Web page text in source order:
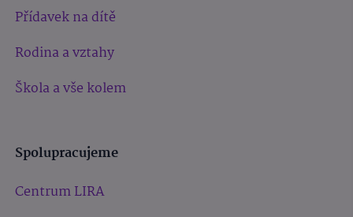
Přídavek na dítě
Rodina a vztahy
Škola a vše kolem
Spolupracujeme
Centrum LIRA